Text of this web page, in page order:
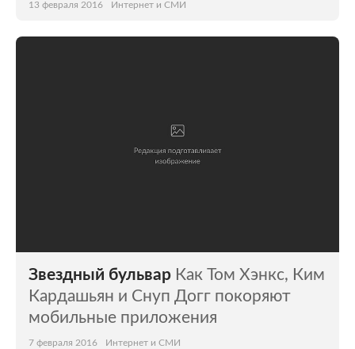
13 февраля 2016 Интернет и СМИ
Звездный бульвар Как Том Хэнкс, Ким
Кардашьян и Снуп Догг покоряют
мобильные приложения
7 февраля 2016 Интернет и СМИ